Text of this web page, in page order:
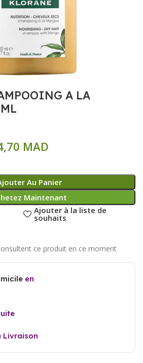
A LA
MAD
Au Panier
Maintenant
Ajouter à la liste de
souhaits
en
Livraison